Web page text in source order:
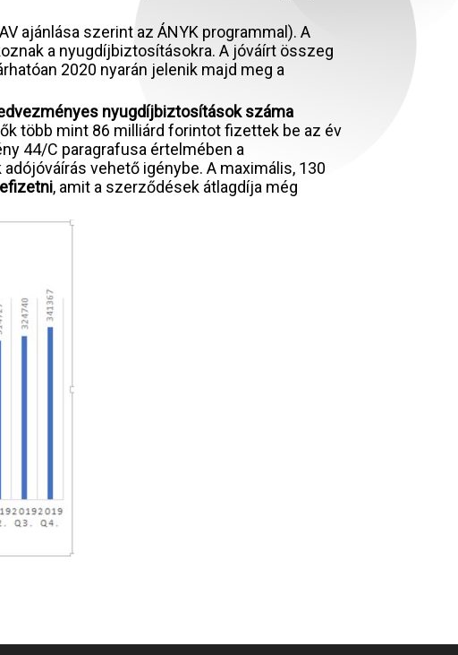
ajánlása szerint az ÁNYK programmal). A
a nyugdíjbiztosításokra. A jóváírt összeg
2020 nyarán jelenik majd meg a
nyugdíjbiztosítások száma
több mint 86 milliárd forintot fizettek be az év
44/C paragrafusa értelmében a
vehető igénybe. A maximális, 130
, amit a szerződések átlagdíja még